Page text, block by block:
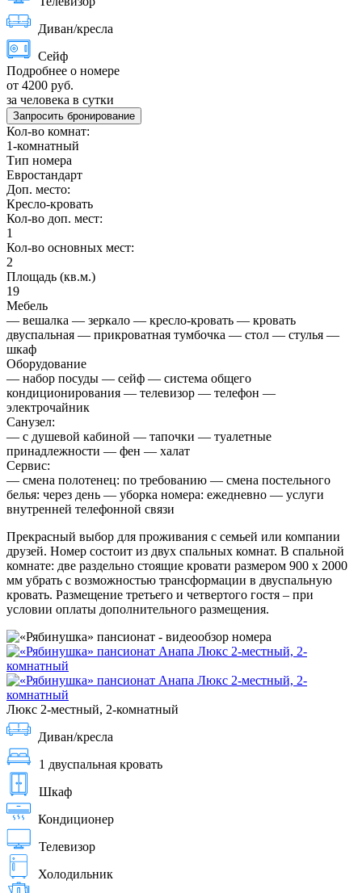
Диван/кресла
Сейф
Подробнее о номере
от 4200 руб.
за человека в сутки
Запросить бронирование
Кол-во комнат:
1-комнатный
Тип номера
Евростандарт
Доп. место:
Кресло-кровать
Кол-во доп. мест:
1
Кол-во основных мест:
2
Площадь (кв.м.)
19
Мебель
— вешалка — зеркало — кресло-кровать — кровать
двуспальная — прикроватная тумбочка — стол — стулья —
шкаф
Оборудование
— набор посуды — сейф — система общего
кондиционирования — телевизор — телефон —
электрочайник
Санузел:
— с душевой кабиной — тапочки — туалетные
принадлежности — фен — халат
Сервис:
— смена полотенец: по требованию — смена постельного
белья: через день — уборка номера: ежедневно — услуги
внутренней телефонной связи
Прекрасный выбор для проживания с семьей или компании
друзей. Номер состоит из двух спальных комнат. В спальной
комнате: две раздельно стоящие кровати размером 900 х 2000
мм убрать с возможностью трансформации в двуспальную
кровать. Размещение третьего и четвертого гостя – при
условии оплаты дополнительного размещения.
Люкс 2-местный, 2-комнатный
Диван/кресла
1 двуспальная кровать
Шкаф
Кондиционер
Телевизор
Холодильник